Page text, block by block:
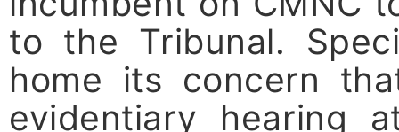
to the Tribunal.
home its concern
evidentiary hearing